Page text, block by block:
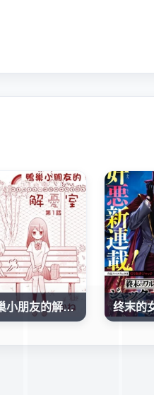
鴨巢小朋友的解憂室